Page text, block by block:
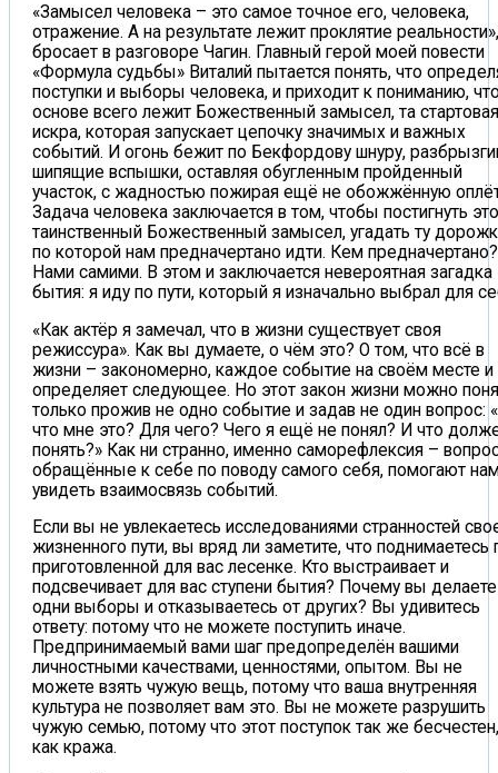
«Замысел человека – это самое точное его, человека,
отражение. А на результате лежит проклятие
бросает в разговоре Чагин. Главный герой моей повести
«Формула судьбы» Виталий пытается понять, что
поступки и выборы человека, и приходит к пониманию,
основе всего лежит Божественный замысел, та стартовая
искра, которая запускает цепочку значимых и важных
событий. И огонь бежит по Бекфордову шнуру,
шипящие вспышки, оставляя обугленным пройденный
участок, с жадностью пожирая ещё не обожжённую
Задача человека заключается в том, чтобы постигнуть
таинственный Божественный замысел, угадать ту
по которой нам предначертано идти. Кем предначертано?
Нами самими. В этом и заключается невероятная загадка
бытия: я иду по пути, который я изначально выбрал для
«Как актёр я замечал, что в жизни существует своя
режиссура». Как вы думаете, о чём это? О том, что всё в
жизни – закономерно, каждое событие на своём месте и
определяет следующее. Но этот закон жизни можно
только прожив не одно событие и задав не один вопрос:
что мне это? Для чего? Чего я ещё не понял? И что
понять?» Как ни странно, именно саморефлексия –
обращённые к себе по поводу самого себя, помогают
увидеть взаимосвязь событий.
Если вы не увлекаетесь исследованиями странностей
жизненного пути, вы вряд ли заметите, что поднимаетесь
приготовленной для вас лесенке. Кто выстраивает и
подсвечивает для вас ступени бытия? Почему вы делаете
одни выборы и отказываетесь от других? Вы удивитесь
ответу: потому что не можете поступить иначе.
Предпринимаемый вами шаг предопределён вашими
личностными качествами, ценностями, опытом. Вы не
можете взять чужую вещь, потому что ваша внутренняя
культура не позволяет вам это. Вы не можете разрушить
чужую семью, потому что этот поступок так же бесчестен,
как кража.